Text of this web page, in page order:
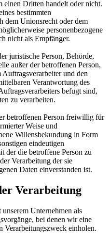
einen Dritten handelt oder nicht.
bestimmten
dem Unionsrecht oder dem
personenbezogene
nicht als Empfänger.
juristische Person, Behörde,
außer der betroffenen Person,
und den
Verantwortung des
befugt sind,
zu verarbeiten.
betroffenen Person freiwillig für
Weise und
Willensbekundung in Form
eindeutigen
der die betroffene Person zu
Verarbeitung der sie
Daten einverstanden ist.
Verarbeitung
Unternehmen als
bei denen wir eine
einholen.